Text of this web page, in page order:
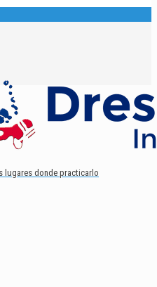
lugares donde practicarlo